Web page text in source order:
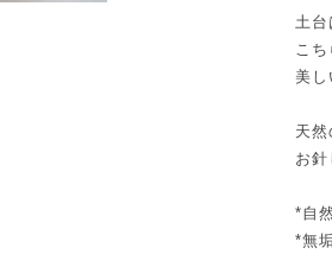
土台
こ
美
天
お針
*自
*無